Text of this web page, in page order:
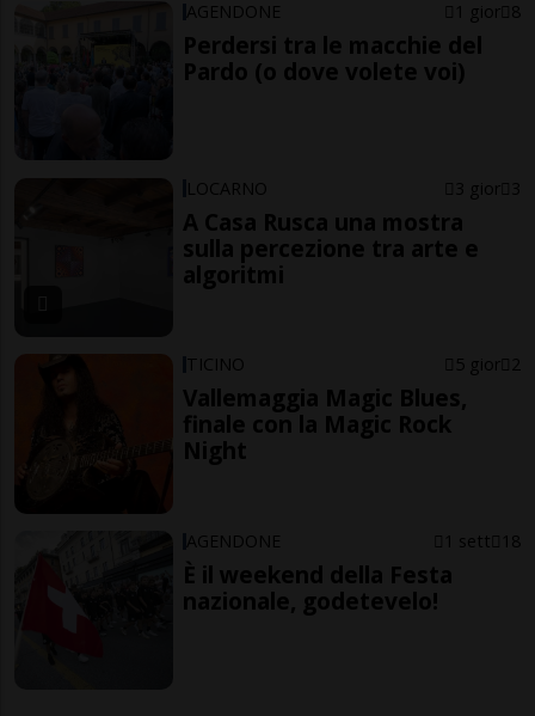
AGENDONE 1 gior 8
Perdersi tra le macchie del
Pardo (o dove volete voi)
LOCARNO 3 gior 3
A Casa Rusca una mostra
sulla percezione tra arte e
algoritmi
TICINO 5 gior 2
Vallemaggia Magic Blues,
finale con la Magic Rock
Night
AGENDONE 1 sett 18
È il weekend della Festa
nazionale, godetevelo!